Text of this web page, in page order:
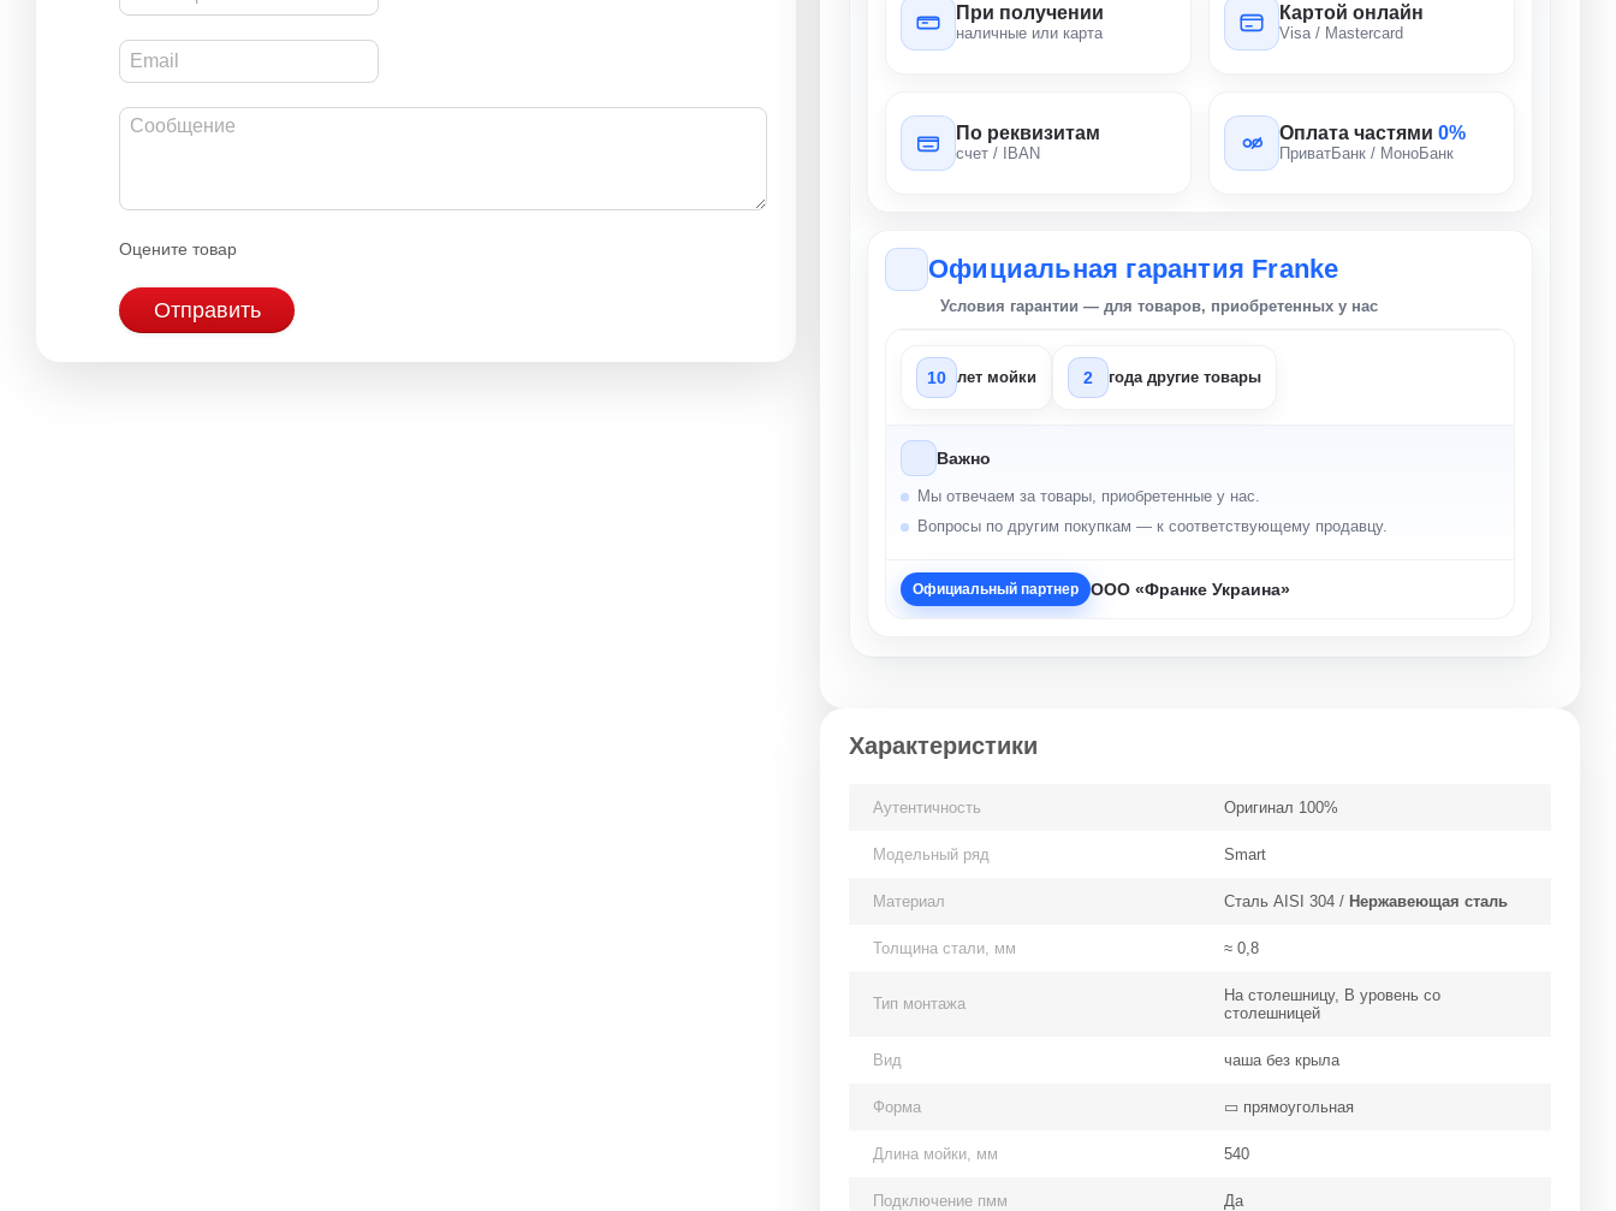
Оцените товар
Отправить
При получении
наличные или карта
Картой онлайн
Visa / Mastercard
По реквизитам
счет / IBAN
Оплата частями 0%
ПриватБанк / МоноБанк
Официальная гарантия Franke
Условия гарантии — для товаров, приобретенных у нас
10 лет мойки 2 года другие товары
Важно
Мы отвечаем за товары, приобретенные у нас.
Вопросы по другим покупкам — к соответствующему продавцу.
Официальный партнер ООО «Франке Украина»
Характеристики
Аутентичность Оригинал 100%
Модельный ряд Smart
Материал Cталь AISI 304 / Нержавеющая сталь
Толщина стали, мм ≈ 0,8
Тип монтажа
На столешницу, В уровень со
столешницей
Вид чаша без крыла
Форма ▭ прямоугольная
Длина мойки, мм 540
Подключение пмм Да